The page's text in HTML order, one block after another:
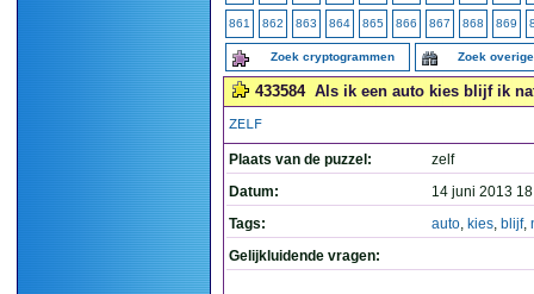
861 862 863 864 865 866 867 868 869
Zoek cryptogrammen Zoek
433584 Als ik een auto kies blijf ik
ZELF
Plaats van de puzzel:
zelf
Datum:
14 juni 2013
Tags:
auto, kies, blijf,
Gelijkluidende vragen: